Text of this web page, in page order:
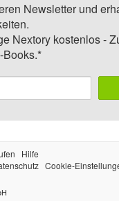
Newsletter und
Nextory kostenlos -
Books.*
Hilfe
Cookie-